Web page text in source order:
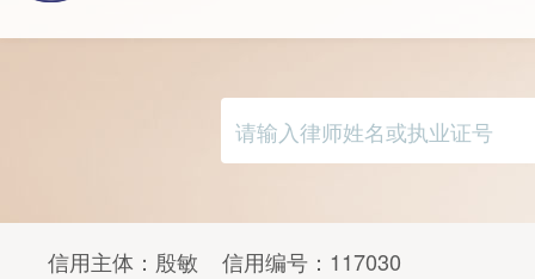
信用主体： 殷敏 信用编号： 117030